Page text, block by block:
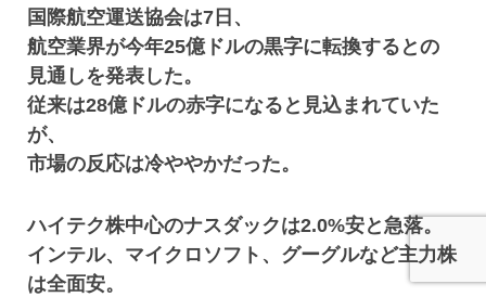
国際航空運送協会は7日、
航空業界が今年25億ドルの黒字に転換するとの
見通しを発表した。
従来は28億ドルの赤字になると見込まれていた
が、
市場の反応は冷ややかだった。
ハイテク株中心のナスダックは2.0%安と急落。
インテル、マイクロソフト、グーグルなど主力株
は全面安。